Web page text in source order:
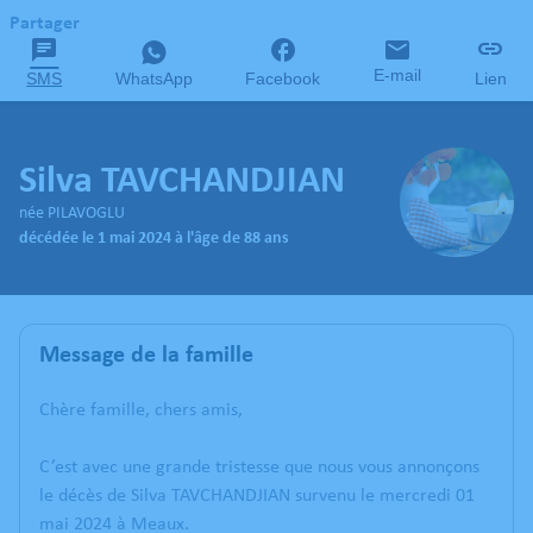
Partager
SMS WhatsApp Facebook E-mail Lien
Silva TAVCHANDJIAN
née PILAVOGLU
décédée le 1 mai 2024 à l'âge de 88 ans
Message de la famille
Chère famille, chers amis,
C’est avec une grande tristesse que nous vous annonçons
le décès de Silva TAVCHANDJIAN survenu le mercredi 01
mai 2024 à Meaux.